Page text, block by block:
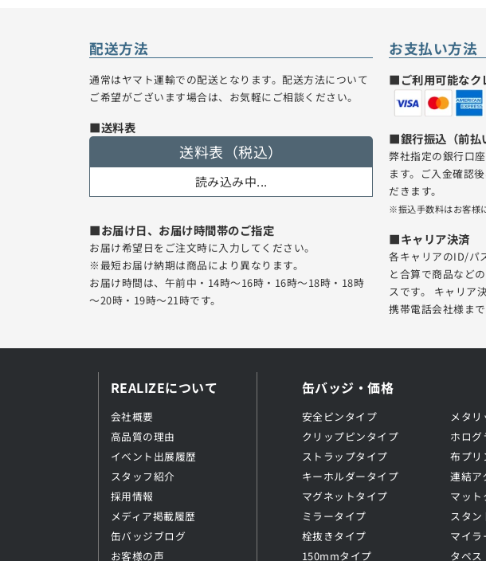
配送方法
通常はヤマト運輸での配送となります。配送方法について
ご希望がございます場合は、お気軽にご相談ください。
■送料表
送料表（税込）
読み込み中...
■お届け日、お届け時間帯のご指定
お届け希望日をご注文時に入力してください。
※最短お届け納期は商品により異なります。
お届け時間は、午前中・14時～16時・16時～18時・18時
～20時・19時～21時です。
お支払い方法
■ご利用可能なク
■銀行振込（前払
弊社指定の銀行口
ます。ご入金確認
だきます。
※振込手数料はお客様
■キャリア決済
各キャリアのID/パ
と合算で商品など
スです。 キャリア
携帯電話会社様ま
REALIZEについて
会社概要
高品質の理由
イベント出展履歴
スタッフ紹介
採用情報
メディア掲載履歴
缶バッジブログ
お客様の声
缶バッジ・価格
安全ピンタイプ
クリップピンタイプ
ストラップタイプ
キーホルダータイプ
マグネットタイプ
ミラータイプ
栓抜きタイプ
150mmタイプ
メタリ
ホログ
布プリ
連結ア
マット
スタン
マイ
タペス